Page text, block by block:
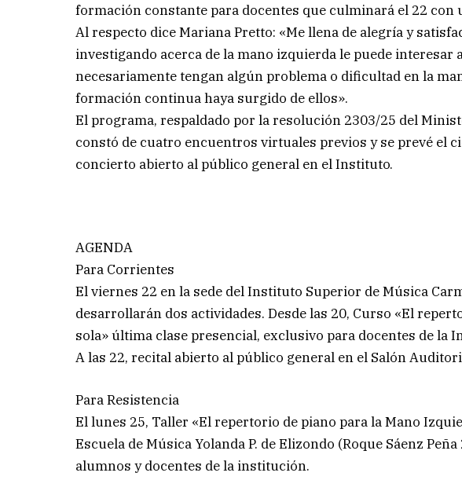
formación constante para docentes que culminará el 22 con
Al respecto dice Mariana Pretto: «Me llena de alegría y
investigando acerca de la mano izquierda le puede interesar
necesariamente tengan algún problema o dificultad en la
formación continua haya surgido de ellos».
El programa, respaldado por la resolución 2303/25 del
constó de cuatro encuentros virtuales previos y se prevé el
concierto abierto al público general en el Instituto.
AGENDA
Para Corrientes
El viernes 22 en la sede del Instituto Superior de Música
desarrollarán dos actividades. Desde las 20, Curso «El
sola» última clase presencial, exclusivo para docentes de la
A las 22, recital abierto al público general en el Salón
Para Resistencia
El lunes 25, Taller «El repertorio de piano para la Mano
Escuela de Música Yolanda P. de Elizondo (Roque Sáenz
alumnos y docentes de la institución.